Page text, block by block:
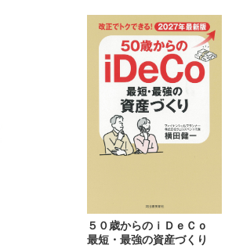
５０歳からのｉＤｅＣｏ
最短・最強の資産づくり